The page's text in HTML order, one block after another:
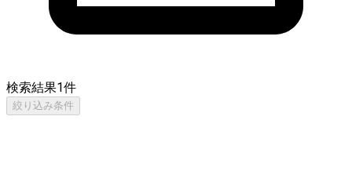
検索結果1件
絞り込み条件